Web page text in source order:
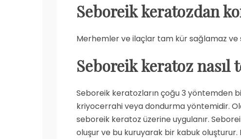
Seboreik keratozdan
Merhemler ve ilaçlar tam kür sağlamaz
Seboreik keratoznasıl
Seboreik keratozların çoğu 3 yöntemden
kriyocerrahi veya dondurma yöntemidir.
seboreik keratoz üzerine uygulanır.
oluşur ve bu kuruyarak bir kabuk